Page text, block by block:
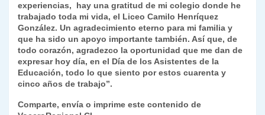
experiencias, hay una gratitud de mi colegio donde he
trabajado toda mi vida, el Liceo Camilo Henríquez
González. Un agradecimiento eterno para mi familia y
que ha sido un apoyo importante también. Así que, de
todo corazón, agradezco la oportunidad que me dan de
expresar hoy día, en el Día de los Asistentes de la
Educación, todo lo que siento por estos cuarenta y
cinco años de trabajo”.
Comparte, envía o imprime este contenido de